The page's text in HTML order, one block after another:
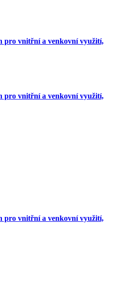
pro vnitřní a venkovní využití,
pro vnitřní a venkovní využití,
pro vnitřní a venkovní využití,